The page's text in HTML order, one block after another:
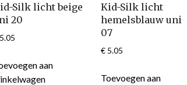
Silk licht beige
20
aan
Kid-Silk licht
hemelsblauw uni
07
€5.05
Toevoegen aan